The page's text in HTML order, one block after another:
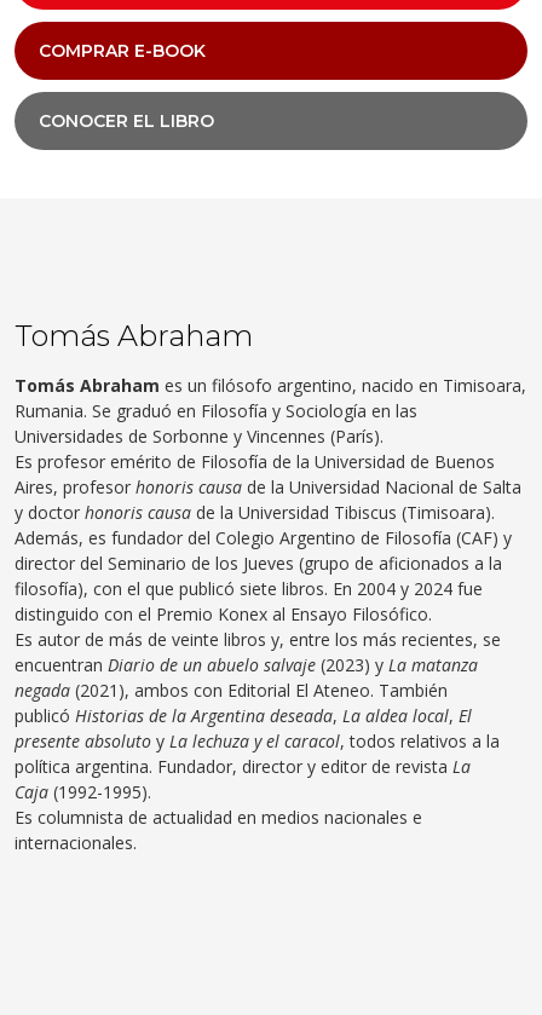
COMPRAR E-BOOK
CONOCER EL LIBRO
Tomás Abraham
Tomás Abraham es un filósofo argentino, nacido en Timisoara,
Rumania. Se graduó en Filosofía y Sociología en las
Universidades de Sorbonne y Vincennes (París).
Es profesor emérito de Filosofía de la Universidad de Buenos
Aires, profesor honoris causa de la Universidad Nacional de Salta
y doctor honoris causa de la Universidad Tibiscus (Timisoara).
Además, es fundador del Colegio Argentino de Filosofía (CAF) y
director del Seminario de los Jueves (grupo de aficionados a la
filosofía), con el que publicó siete libros. En 2004 y 2024 fue
distinguido con el Premio Konex al Ensayo Filosófico.
Es autor de más de veinte libros y, entre los más recientes, se
encuentran Diario de un abuelo salvaje (2023) y La matanza
negada (2021), ambos con Editorial El Ateneo. También
publicó Historias de la Argentina deseada, La aldea local, El
presente absoluto y La lechuza y el caracol, todos relativos a la
política argentina. Fundador, director y editor de revista La
Caja (1992-1995).
Es columnista de actualidad en medios nacionales e
internacionales.